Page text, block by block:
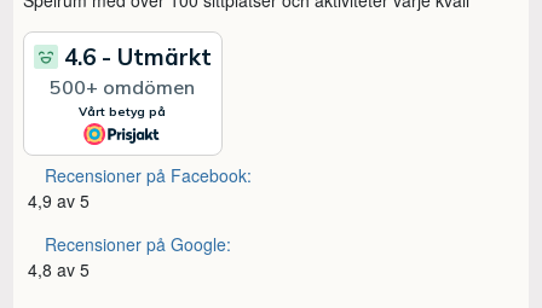
Recensioner på Facebook:
4,9 av 5
Recensioner på Google:
4,8 av 5